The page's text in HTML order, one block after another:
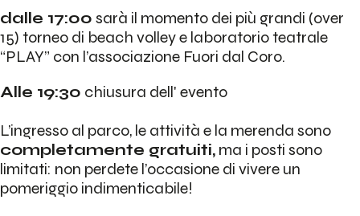
dalle 17:00 sarà il momento dei più grandi (over
15) torneo di beach volley e laboratorio teatrale
“PLAY” con l’associazione Fuori dal Coro.
Alle 19:30 chiusura dell' evento
L’ingresso al parco, le attività e la merenda sono
completamente gratuiti, ma i posti sono
limitati: non perdete l’occasione di vivere un
pomeriggio indimenticabile!